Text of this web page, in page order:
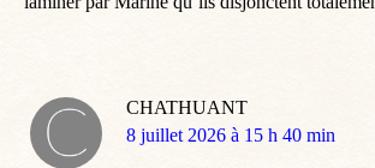
CHATHUANT
dit
8 juillet 2026 à 15 h 40 min